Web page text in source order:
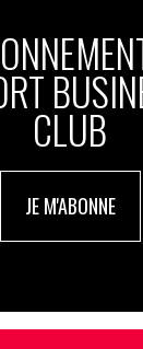
CLUB
JE M'ABONNE